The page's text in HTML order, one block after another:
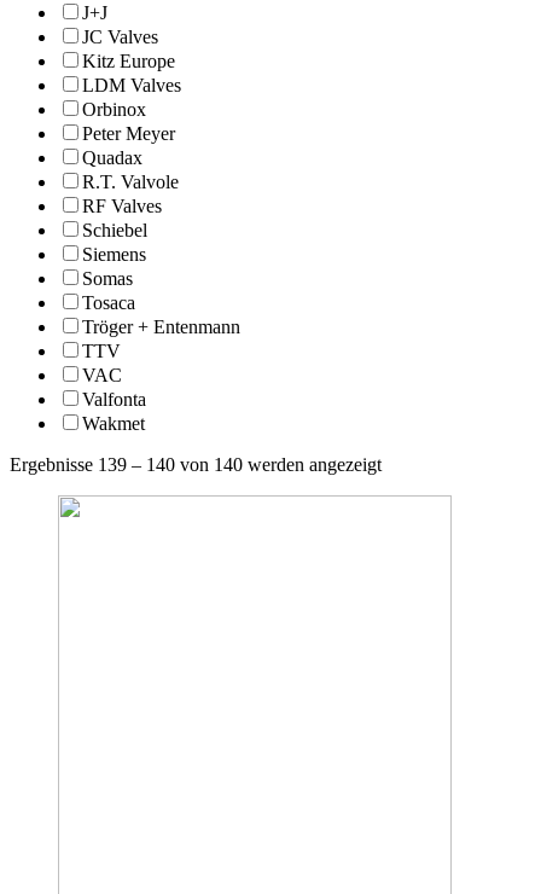
J+J
JC Valves
Kitz Europe
LDM Valves
Orbinox
Peter Meyer
Quadax
R.T. Valvole
RF Valves
Schiebel
Siemens
Somas
Tosaca
Tröger + Entenmann
TTV
VAC
Valfonta
Wakmet
Ergebnisse 139 – 140 von 140 werden angezeigt